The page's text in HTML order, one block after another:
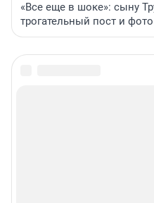
«Все еще в шоке»: сыну
трогательный пост и фото